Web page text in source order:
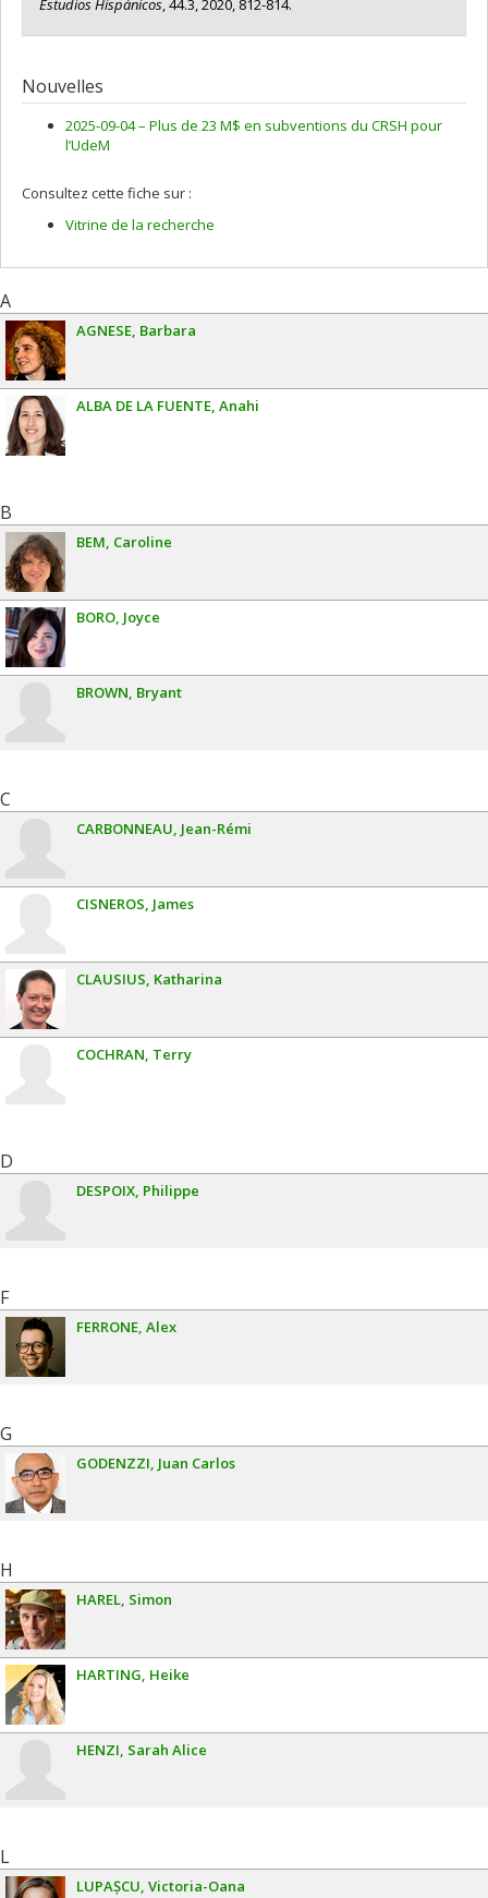
Estudios Hispánicos, 44.3, 2020, 812-814.
Nouvelles
2025-09-04 – Plus de 23 M$ en subventions du CRSH pour
l’UdeM
Consultez cette fiche sur :
Vitrine de la recherche
A
AGNESE Barbara
ALBA DE LA FUENTE Anahi
B
BEM Caroline
BORO Joyce
BROWN Bryant
C
CARBONNEAU Jean-Rémi
CISNEROS James
CLAUSIUS Katharina
COCHRAN Terry
D
DESPOIX Philippe
F
FERRONE Alex
G
GODENZZI Juan Carlos
H
HAREL Simon
HARTING Heike
HENZI Sarah Alice
L
LUPAȘCU Victoria-Oana